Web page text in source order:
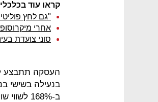
קראו עוד
"גם לחץ
אחרי
סוני צועדת
ב-168% לשווי שוק של 13 מיליארד דולר.